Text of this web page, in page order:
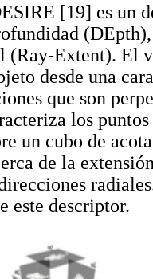
[19] es un
(Ray-Extent). El
desde una
que son
los
un cubo de
de la
este descriptor.